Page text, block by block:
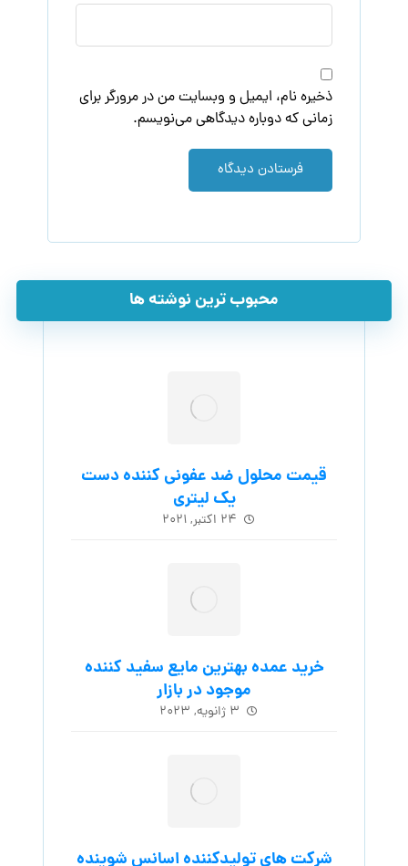
ذخیره نام، ایمیل و وبسایت من در مرورگر برای
زمانی که دوباره دیدگاهی می‌نویسم.
فرستادن دیدگاه
محبوب ترین نوشته ها
قیمت محلول ضد عفونی کننده دست
یک لیتری
۲۴ اکتبر, ۲۰۲۱
خرید عمده بهترین مایع سفید کننده
موجود در بازار
۳ ژانویه, ۲۰۲۳
شرکت های تولیدکننده اسانس شوینده